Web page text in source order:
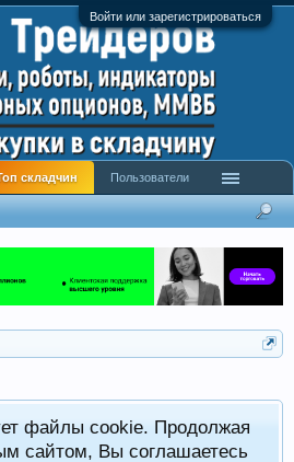
Войти или зарегистрироваться
файлы cookie. Продолжая
сайтом, Вы соглашаетесь
складчин Пользователи